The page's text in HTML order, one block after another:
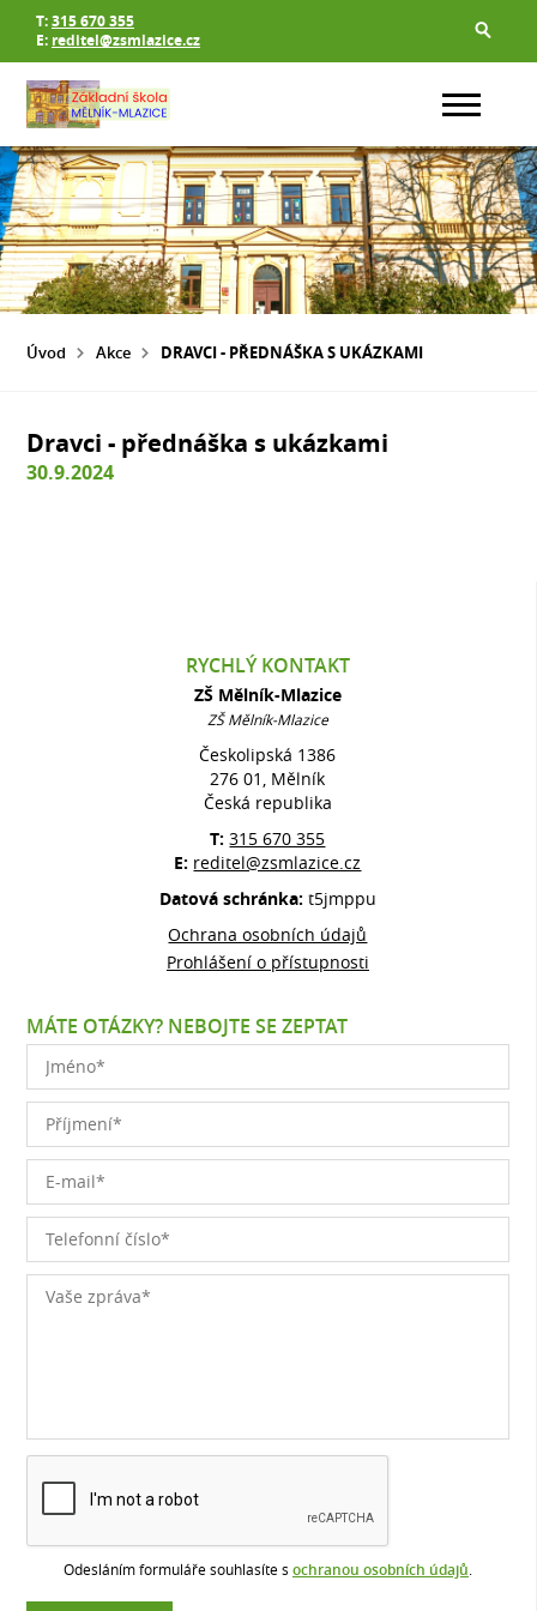
T:315 670 355
E: reditel@zsmlazice.cz
Úvod Akce DRAVCI - PŘEDNÁŠKA S UKÁZKAMI
Dravci - přednáška s ukázkami
30.9.2024
RYCHLÝ KONTAKT
ZŠ Mělník-Mlazice
ZŠ Mělník-Mlazice
Českolipská 1386
276 01, Mělník
Česká republika
T:315 670 355
E: reditel@zsmlazice.cz
Datová schránka: t5jmppu
Ochrana osobních údajů
Prohlášení o přístupnosti
MÁTE OTÁZKY? NEBOJTE SE ZEPTAT
Odesláním formuláře souhlasíte s ochranou osobních údajů